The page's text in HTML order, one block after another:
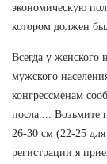
экономическую
котором должен
Всегда у женского
мужского
конгрессменам
посла.... Возьмите
26-30 см (22-25
регистрации я